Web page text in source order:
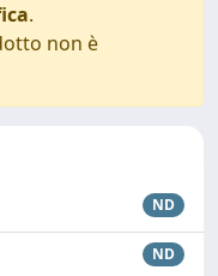
.
non è
ND
ND